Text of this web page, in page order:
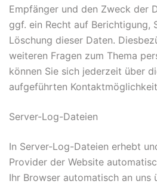
Empfänger und den Zweck der
ggf. ein Recht auf Berichtigung,
Löschung dieser Daten.
weiteren Fragen zum Thema
können Sie sich jederzeit über
aufgeführten
Server-Log-Dateien
In Server-Log-Dateien erhebt
Provider der Website
Ihr Browser automatisch an uns